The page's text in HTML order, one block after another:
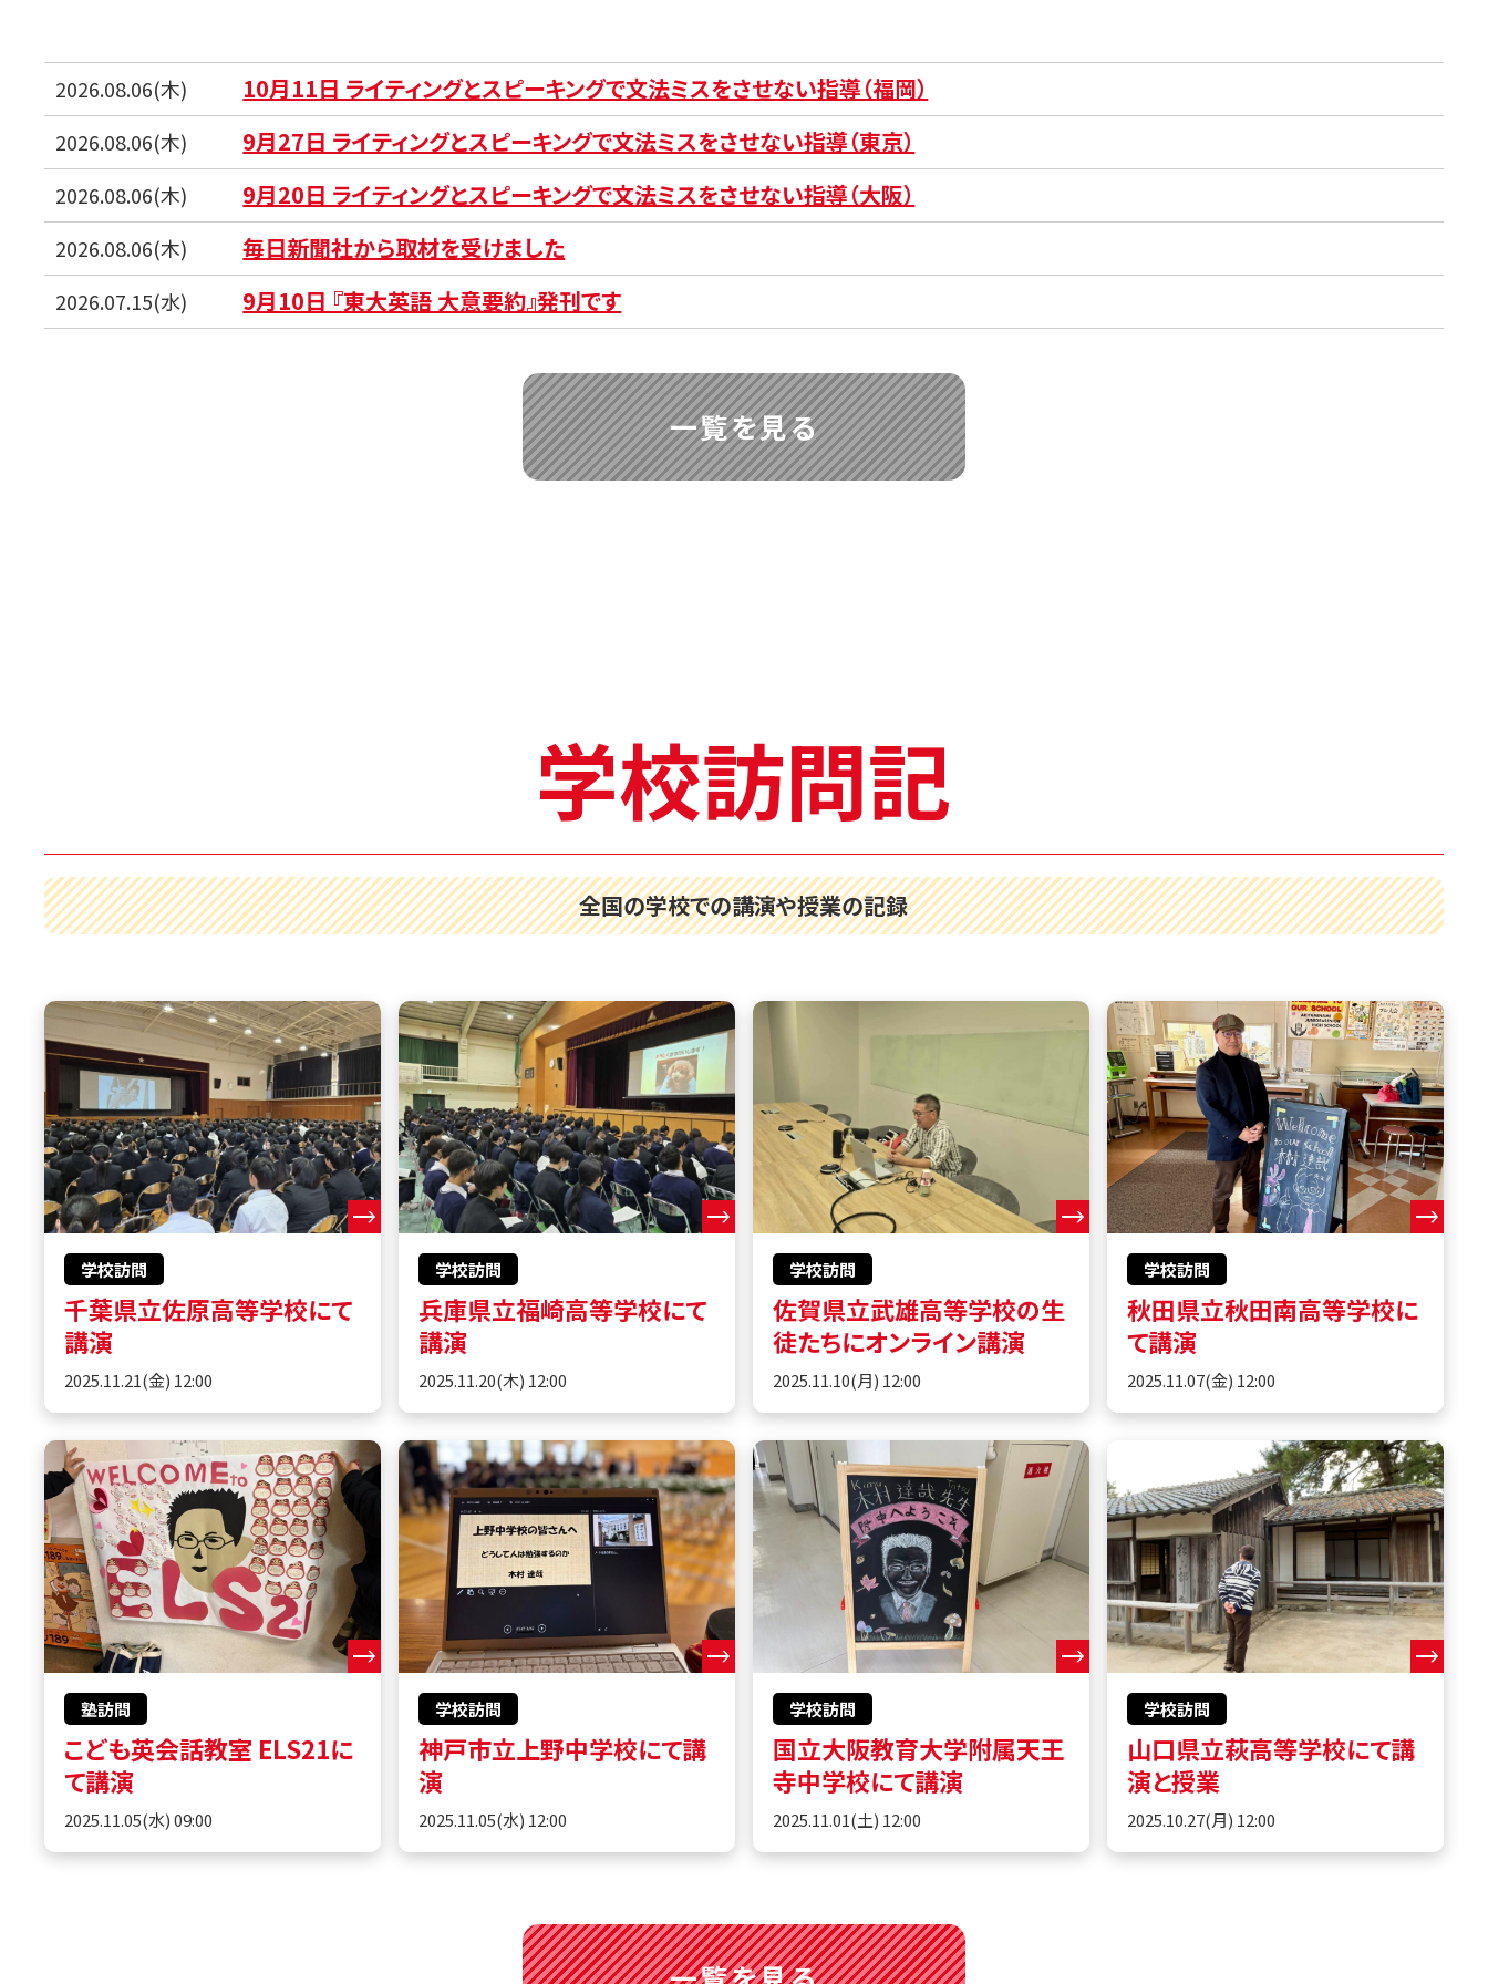
2026.08.06(木) 10月11日 ライティングとスピーキングで文法ミスをさせない指導（福岡）
2026.08.06(木) 9月27日 ライティングとスピーキングで文法ミスをさせない指導（東京）
2026.08.06(木) 9月20日 ライティングとスピーキングで文法ミスをさせない指導（大阪）
2026.08.06(木) 毎日新聞社から取材を受けました
2026.07.15(水) 9月10日 『東大英語 大意要約』発刊です
一覧を見る
学校訪問記
全国の学校での講演や授業の記録
学校訪問
千葉県立佐原高等学校にて
講演
2025.11.21(金) 12:00
学校訪問
兵庫県立福崎高等学校にて
講演
2025.11.20(木) 12:00
学校訪問
佐賀県立武雄高等学校の生
徒たちにオンライン講演
2025.11.10(月) 12:00
学校訪問
秋田県立秋田南高等学校に
て講演
2025.11.07(金) 12:00
塾訪問
こども英会話教室 ELS21に
て講演
2025.11.05(水) 09:00
学校訪問
神戸市立上野中学校にて講
演
2025.11.05(水) 12:00
学校訪問
国立大阪教育大学附属天王
寺中学校にて講演
2025.11.01(土) 12:00
学校訪問
山口県立萩高等学校にて講
演と授業
2025.10.27(月) 12:00